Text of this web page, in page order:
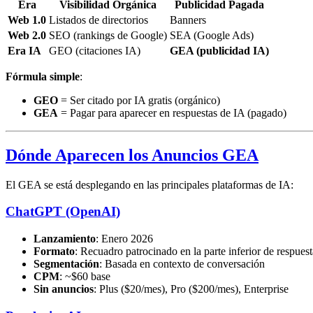
Era Visibilidad Orgánica
Publicidad Pagada
Web 1.0 Listados de directorios
Banners
Web 2.0 SEO (rankings de Google) SEA (Google Ads)
Era IA
GEO (citaciones IA) GEA (publicidad IA)
Fórmula simple:
GEO = Ser citado por IA gratis (orgánico)
GEA = Pagar para aparecer en respuestas de IA (pagado)
Dónde Aparecen los Anuncios GEA
El GEA se está desplegando en las principales plataformas de IA:
ChatGPT (OpenAI)
Lanzamiento: Enero 2026
Formato: Recuadro patrocinado en la parte inferior de
Segmentación: Basada en contexto de conversación
CPM: ~$60 base
Sin anuncios: Plus ($20/mes), Pro ($200/mes), Enterprise